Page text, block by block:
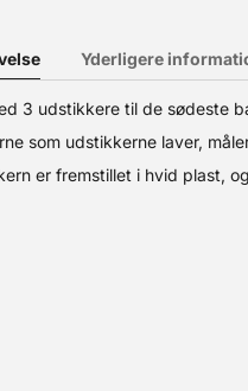
ikke opvaskemaskine
Yderligere
3 udstikkere til de sødeste
som udstikkerne laver,
er fremstillet i hvid plast,